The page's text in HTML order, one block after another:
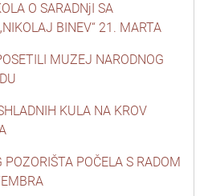
O SARADNjI SA
BINEV“ 21. MARTA
MUZEJ NARODNOG
KULA NA KROV
POČELA S RADOM